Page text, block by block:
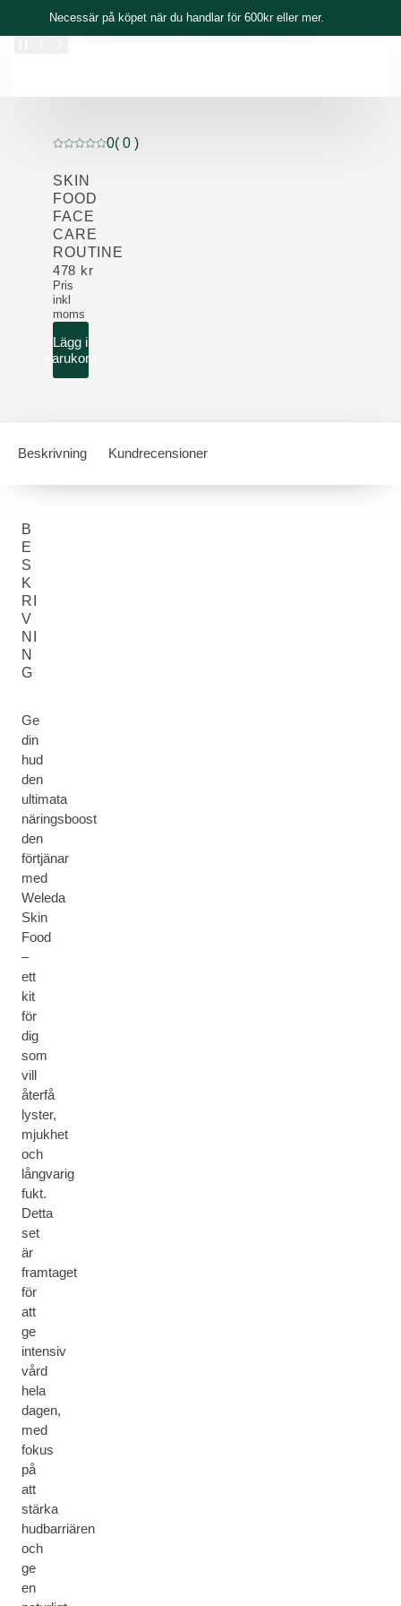
Necessär på köpet när du handlar för 600kr eller mer.
Nuvarande betyg: 0 av 5 stjärnor Betygsatt av 0 kunder
0( 0 )
SKIN
FOOD
FACE
CARE
ROUTINE
Pris
inkl
moms
478 kr
Lägg i
varukorg
Beskrivning Kundrecensioner
B
E
S
K
RI
V
NI
N
G
Ge
din
hud
den
ultimata
näringsboost
den
förtjänar
med
Weleda
Skin
Food
–
ett
kit
för
dig
som
vill
återfå
lyster,
mjukhet
och
långvarig
fukt.
Detta
set
är
framtaget
för
att
ge
intensiv
vård
hela
dagen,
med
fokus
på
att
stärka
hudbarriären
och
ge
en